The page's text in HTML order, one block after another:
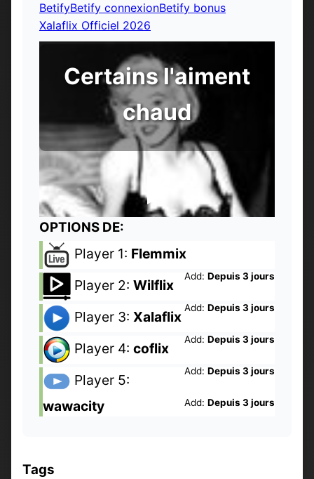
BetifyBetify connexionBetify bonus
Xalaflix Officiel 2026
Certains l'aiment
chaud
OPTIONS DE:
Player 1: Flemmix
Add: Depuis 3 jours
Player 2: Wilflix
Add: Depuis 3 jours
Player 3: Xalaflix
Add: Depuis 3 jours
Player 4: coflix
Add: Depuis 3 jours
Player 5:
wawacity
Add: Depuis 3 jours
Tags